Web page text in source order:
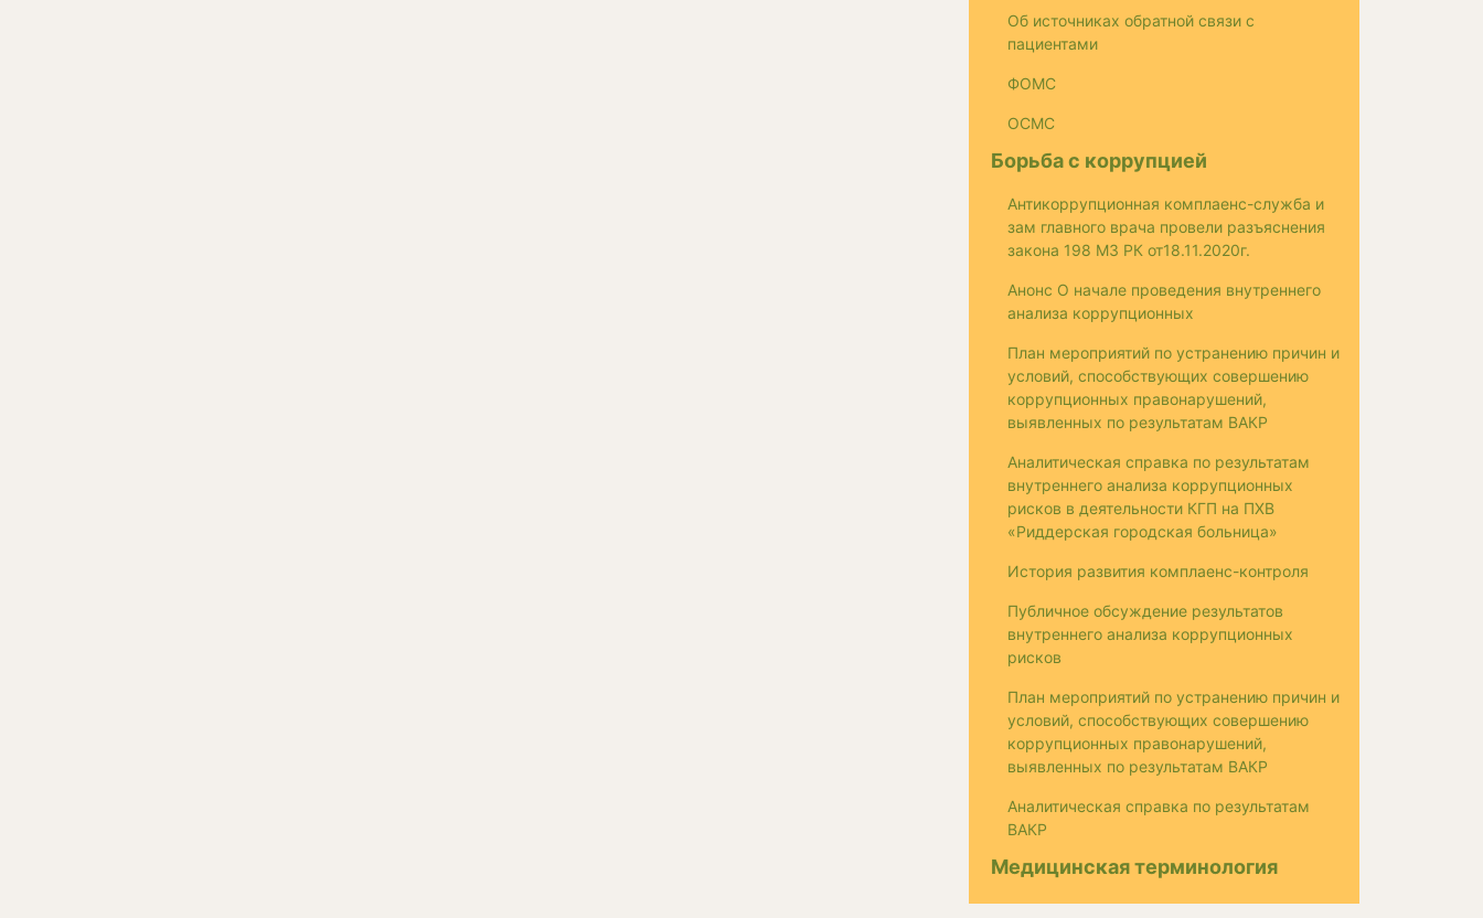
Об источниках обратной связи с
пациентами
ФОМС
ОСМС
Борьба с коррупцией
Антикоррупционная комплаенс-служба и
зам главного врача провели разъяснения
закона 198 МЗ РК от18.11.2020г.
Анонс О начале проведения внутреннего
анализа коррупционных
План мероприятий по устранению причин и
условий, способствующих совершению
коррупционных правонарушений,
выявленных по результатам ВАКР
Аналитическая справка по результатам
внутреннего анализа коррупционных
рисков в деятельности КГП на ПХВ
«Риддерская городская больница»
История развития комплаенс-контроля
Публичное обсуждение результатов
внутреннего анализа коррупционных
рисков
План мероприятий по устранению причин и
условий, способствующих совершению
коррупционных правонарушений,
выявленных по результатам ВАКР
Аналитическая справка по результатам
ВАКР
Медицинская терминология